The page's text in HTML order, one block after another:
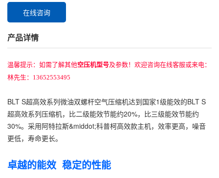
在线咨询
产品详情
温馨提示：如需了解其他空压机型号及参数！欢迎咨询在线客服或来电：
林先生：13652553495
BLT S超高效系列微油双螺杆空气压缩机达到国家1级能效的BLT S
超高效系列压缩机，比二级能效节能约20%，比三级能效节能约
30%。采用阿特拉斯&middot;科普柯高效款主机，效率更高，噪音
更低，寿命更长。
卓越的能效 稳定的性能